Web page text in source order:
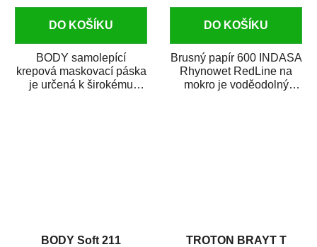
DO KOŠÍKU
BODY samolepící
krepová maskovací páska
je určená k širokému
DO KOŠÍKU
Brusný papír 600 INDASA
Rhynowet RedLine na
mokro je voděodolný
BODY Soft 211
TROTON BRAYT T